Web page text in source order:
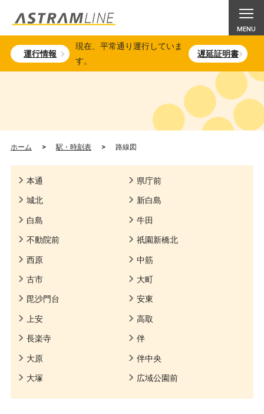
運行情報
現在、平常通り運行していま
す。
遅延証明書
ホーム > 駅・時刻表 > 路線図
本通 県庁前
城北 新白島
白島 牛田
不動院前 祇園新橋北
西原 中筋
古市 大町
毘沙門台 安東
上安 高取
長楽寺 伴
大原 伴中央
大塚 広域公園前